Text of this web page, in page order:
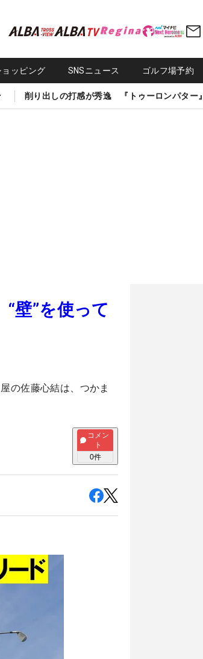
ョッピング SNSニュース ゴルフ場予約
削り出しの打感が秀逸 『トゥーロンパター』
壁”を使って
の佐藤心結は、つかま
コメン
ト
0件